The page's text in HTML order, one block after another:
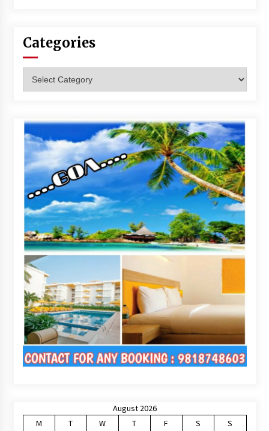
Categories
August 2026
M
T W T F S
S